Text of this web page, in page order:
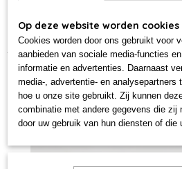
Home >glas>Geblazen wensflesjes>
aubergine nr 65
Op deze website worden
Cookies worden door ons gebruikt voor
aanbieden van sociale media-functies
informatie en advertenties. Daarnaast
media-, advertentie- en analysepartners
hoe u onze site gebruikt. Zij kunnen
combinatie met andere gegevens die zij
door uw gebruik van hun diensten of die